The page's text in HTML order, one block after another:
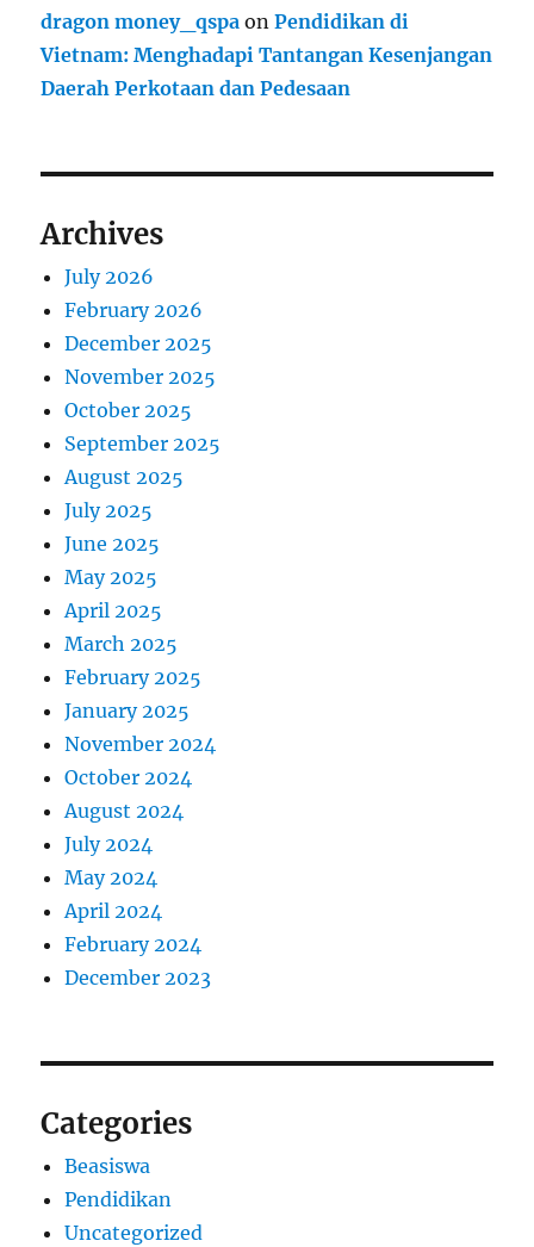
dragon money_qspa onPendidikan di
Vietnam: Menghadapi Tantangan Kesenjangan
Daerah Perkotaan dan Pedesaan
Archives
July 2026
February 2026
December 2025
November 2025
October 2025
September 2025
August 2025
July 2025
June 2025
May 2025
April 2025
March 2025
February 2025
January 2025
November 2024
October 2024
August 2024
July 2024
May 2024
April 2024
February 2024
December 2023
Categories
Beasiswa
Pendidikan
Uncategorized